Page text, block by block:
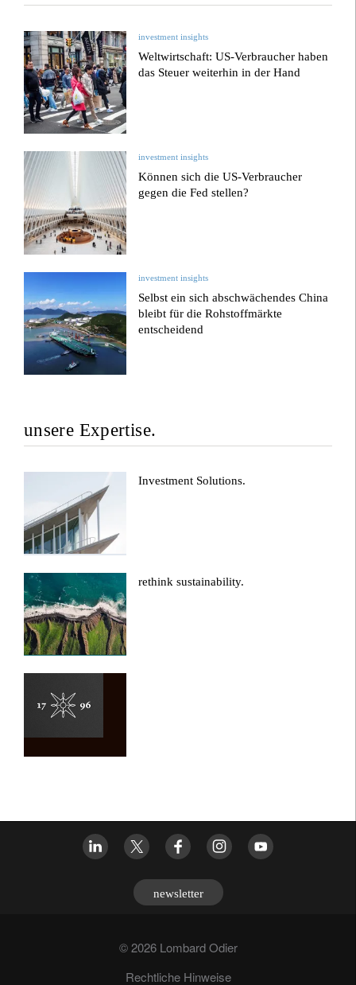
investment insights
Weltwirtschaft: US-Verbraucher haben
das Steuer weiterhin in der Hand
investment insights
Können sich die US-Verbraucher
gegen die Fed stellen?
investment insights
Selbst ein sich abschwächendes China
bleibt für die Rohstoffmärkte
entscheidend
unsere Expertise.
Investment Solutions.
rethink sustainability.
newsletter
© 2026 Lombard Odier
Rechtliche Hinweise